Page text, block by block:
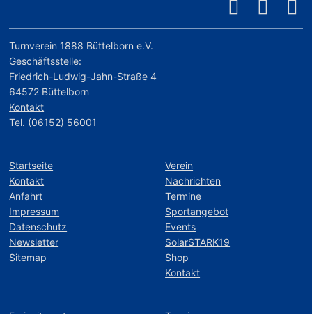
Turnverein 1888 Büttelborn e.V.
Geschäftsstelle:
Friedrich-Ludwig-Jahn-Straße 4
64572 Büttelborn
Kontakt
Tel. (06152) 56001
Startseite
Kontakt
Anfahrt
Impressum
Datenschutz
Newsletter
Sitemap
Verein
Nachrichten
Termine
Sportangebot
Events
SolarSTARK19
Shop
Kontakt